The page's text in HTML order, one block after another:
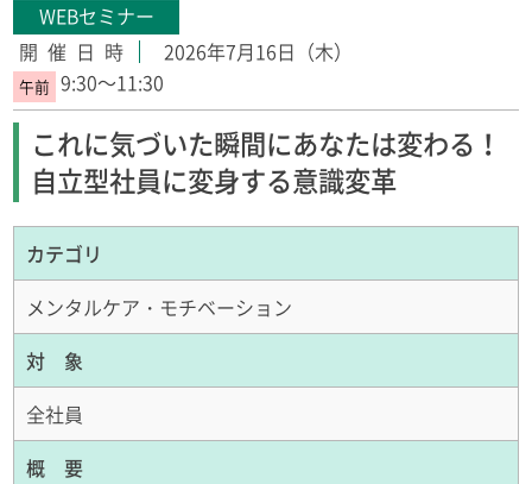
WEBセミナー
2026年7月16日（木）
9:30～11:30
これに気づいた瞬間にあなたは変わる！
自立型社員に変身する意識変革
カテゴリ
メンタルケア・モチベーション
対 象
全社員
概 要